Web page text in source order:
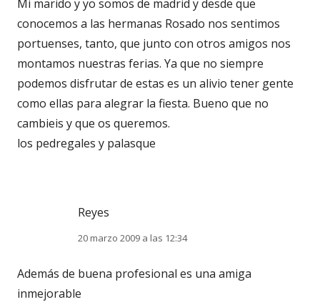
Mi marido y yo somos de madrid y desde que
conocemos a las hermanas Rosado nos sentimos
portuenses, tanto, que junto con otros amigos nos
montamos nuestras ferias. Ya que no siempre
podemos disfrutar de estas es un alivio tener gente
como ellas para alegrar la fiesta. Bueno que no
cambieis y que os queremos.
los pedregales y palasque
Reyes
20 marzo 2009 a las 12:34
Además de buena profesional es una amiga
inmejorable